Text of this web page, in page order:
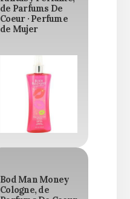
de Parfums De
Coeur · Perfume
de Mujer
Bod Man Money
Cologne, de